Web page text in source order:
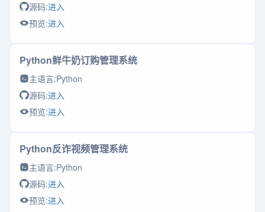
源码:进入
预览:进入
Python鲜牛奶订购管理系统
主语言:Python
源码:进入
预览:进入
Python反诈视频管理系统
主语言:Python
源码:进入
预览:进入